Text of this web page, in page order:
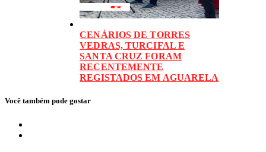
CENÁRIOS DE TORRES
VEDRAS, TURCIFAL E
SANTA CRUZ FORAM
RECENTEMENTE
REGISTADOS EM AGUARELA
Você também pode gostar